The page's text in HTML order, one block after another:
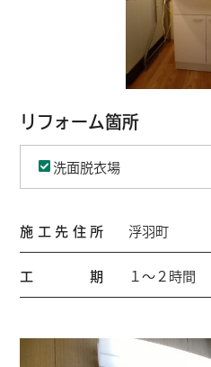
リフォーム箇所
洗面脱衣場
施工先住所 浮羽町
工期 １～２時間